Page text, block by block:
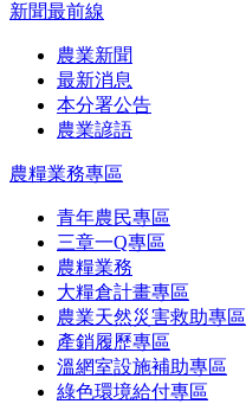
新聞最前線
農業新聞
最新消息
本分署公告
農業諺語
農糧業務專區
青年農民專區
三章一Q專區
農糧業務
大糧倉計畫專區
農業天然災害救助專區
產銷履歷專區
溫網室設施補助專區
綠色環境給付專區